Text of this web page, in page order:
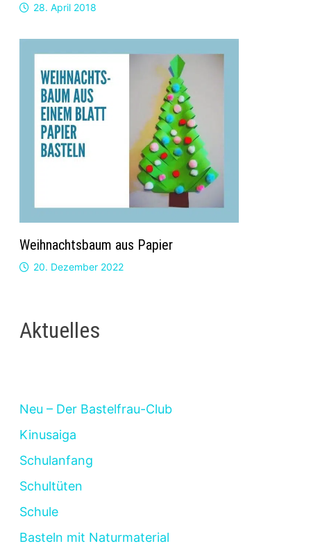
28. April 2018
Weihnachtsbaum aus Papier
20. Dezember 2022
Aktuelles
Neu – Der Bastelfrau-Club
Kinusaiga
Schulanfang
Schultüten
Schule
Basteln mit Naturmaterial